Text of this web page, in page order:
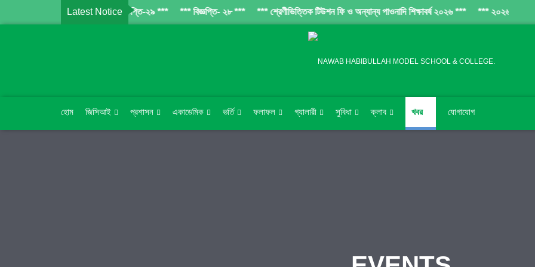
Latest Notice
*** বিজ্ঞপ্তি-২৯ *** *** বিজ্ঞপ্তি-২৯ *** *** বিজ্ঞপ্তি- ২৮ *** *** শ্রেণীভিত্তিক টিউশন ফি ও অন্যান্য পাওনাদি শিক্ষাবর্ষ ২০২৬ *** *** ২০২৬ শিক্ষাবর্ষে
হোম জিসিআই প্রশাসন একাডেমিক ভর্তি ফলাফল গ্যালারী সুবিধা ক্লাব খবর যোগাযোগ